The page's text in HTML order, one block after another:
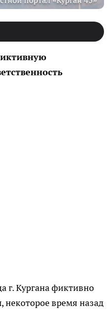
г. Кургана фиктивно
некоторое время назад